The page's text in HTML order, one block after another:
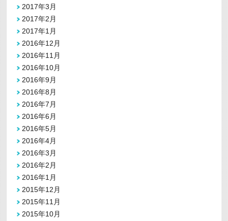
2017年3月
2017年2月
2017年1月
2016年12月
2016年11月
2016年10月
2016年9月
2016年8月
2016年7月
2016年6月
2016年5月
2016年4月
2016年3月
2016年2月
2016年1月
2015年12月
2015年11月
2015年10月